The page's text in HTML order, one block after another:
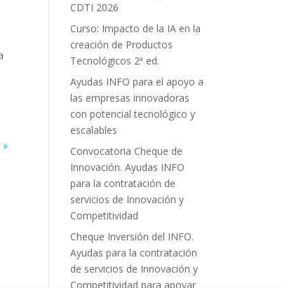
»
CDTI 2026
Curso: Impacto de la IA en la
creación de Productos
Tecnológicos 2ª ed.
Ayudas INFO para el apoyo a
las empresas innovadoras
con potencial tecnológico y
escalables
Convocatoria Cheque de
Innovación. Ayudas INFO
para la contratación de
servicios de Innovación y
Competitividad
Cheque Inversión del INFO.
Ayudas para la contratación
de servicios de Innovación y
Competitividad para apoyar